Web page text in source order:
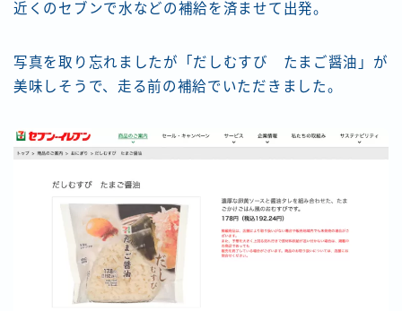
近くのセブンで水などの補給を済ませて出発。
写真を取り忘れましたが「だしむすび たまご醤油」が
美味しそうで、走る前の補給でいただきました。